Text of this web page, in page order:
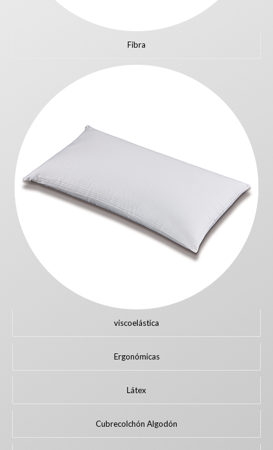
Fibra
viscoelástica
Ergonómicas
Látex
Cubrecolchón Algodón